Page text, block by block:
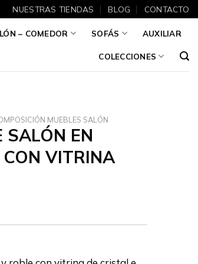
NUESTRAS TIENDAS BLOG CONTACTO
– COMEDOR SOFÁS AUXILIAR
COLECCIONES
MUEBLES SALÓN
SALÓN EN
VITRINA